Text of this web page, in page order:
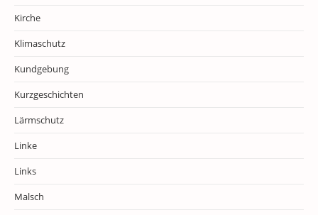
Kirche
Klimaschutz
Kundgebung
Kurzgeschichten
Lärmschutz
Linke
Links
Malsch